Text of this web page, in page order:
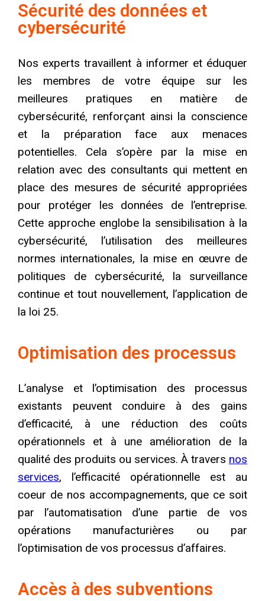
Sécurité des données et
cybersécurité
Nos experts travaillent à informer et éduquer
les membres de votre équipe sur les
meilleures pratiques en matière de
cybersécurité, renforçant ainsi la conscience
et la préparation face aux menaces
potentielles. Cela s’opère par la mise en
relation avec des consultants qui mettent en
place des mesures de sécurité appropriées
pour protéger les données de l’entreprise.
Cette approche englobe la sensibilisation à la
cybersécurité, l’utilisation des meilleures
normes internationales, la mise en œuvre de
politiques de cybersécurité, la surveillance
continue et tout nouvellement, l’application de
la loi 25.
Optimisation des processus
L’analyse et l’optimisation des processus
existants peuvent conduire à des gains
d’efficacité, à une réduction des coûts
opérationnels et à une amélioration de la
qualité des produits ou services. À travers nos
services, l’efficacité opérationnelle est au
coeur de nos accompagnements, que ce soit
par l’automatisation d’une partie de vos
opérations manufacturières ou par
l’optimisation de vos processus d’affaires.
Accès à des subventions